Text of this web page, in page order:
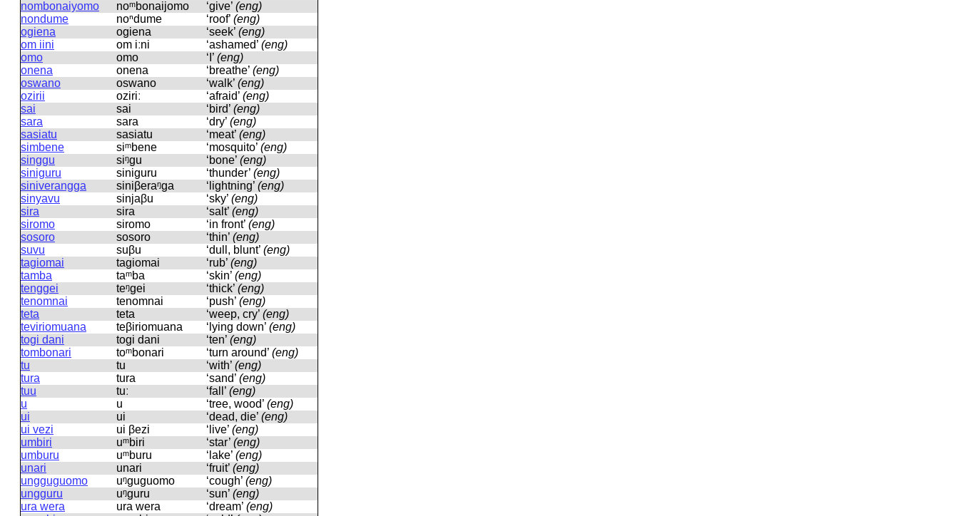
nombonaiyomo
noᵐbonaijomo ‘give’ (eng)
nondume
noⁿdume ‘roof’ (eng)
ogiena
oɡiena ‘seek’ (eng)
om iini
om iːni ‘ashamed’ (eng)
omo
omo ‘I’ (eng)
onena
onena ‘breathe’ (eng)
oswano
oswano ‘walk’ (eng)
ozirii
oziriː ‘afraid’ (eng)
sai
sai ‘bird’ (eng)
sara
sara ‘dry’ (eng)
sasiatu
sasiatu ‘meat’ (eng)
simbene
siᵐbene ‘mosquito’ (eng)
singgu
siᵑɡu ‘bone’ (eng)
siniguru
siniɡuru ‘thunder’ (eng)
siniverangga
siniβeraᵑɡa ‘lightning’ (eng)
sinyavu
sinjaβu ‘sky’ (eng)
sira
sira ‘salt’ (eng)
siromo
siromo ‘in front’ (eng)
sosoro
sosoro ‘thin’ (eng)
suvu
suβu ‘dull, blunt’ (eng)
tagiomai
taɡiomai ‘rub’ (eng)
tamba
taᵐba ‘skin’ (eng)
tenggei
teᵑɡei ‘thick’ (eng)
tenomnai
tenomnai ‘push’ (eng)
teta
teta ‘weep, cry’ (eng)
teviriomuana
teβiriomuana ‘lying down’ (eng)
togi dani
toɡi dani ‘ten’ (eng)
tombonari
toᵐbonari ‘turn around’ (eng)
tu
tu ‘with’ (eng)
tura
tura ‘sand’ (eng)
tuu
tuː ‘fall’ (eng)
u
u ‘tree, wood’ (eng)
ui
ui ‘dead, die’ (eng)
ui vezi
ui βezi ‘live’ (eng)
umbiri
uᵐbiri ‘star’ (eng)
umburu
uᵐburu ‘lake’ (eng)
unari
unari ‘fruit’ (eng)
ungguguomo
uᵑɡuɡuomo ‘cough’ (eng)
ungguru
uᵑɡuru ‘sun’ (eng)
ura wera
ura wera ‘dream’ (eng)